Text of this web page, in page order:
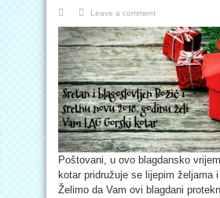
Leave a comment
Poštovani, u ovo blagdansko
kotar pridružuje se lijepim željama
Želimo da Vam ovi blagdani